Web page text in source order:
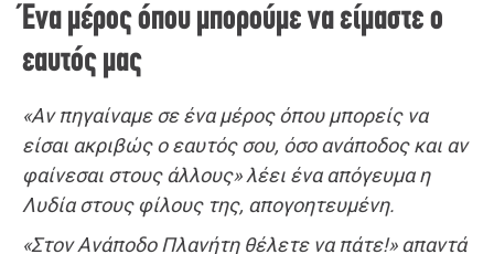
Ένα μέρος όπου μπορούμε να είμαστε ο
εαυτός μας
«Αν πηγαίναμε σε ένα μέρος όπου μπορείς να
είσαι ακριβώς ο εαυτός σου, όσο ανάποδος και αν
φαίνεσαι στους άλλους» λέει ένα απόγευμα η
Λυδία στους φίλους της, απογοητευμένη.
«Στον Ανάποδο Πλανήτη θέλετε να πάτε!» απαντά